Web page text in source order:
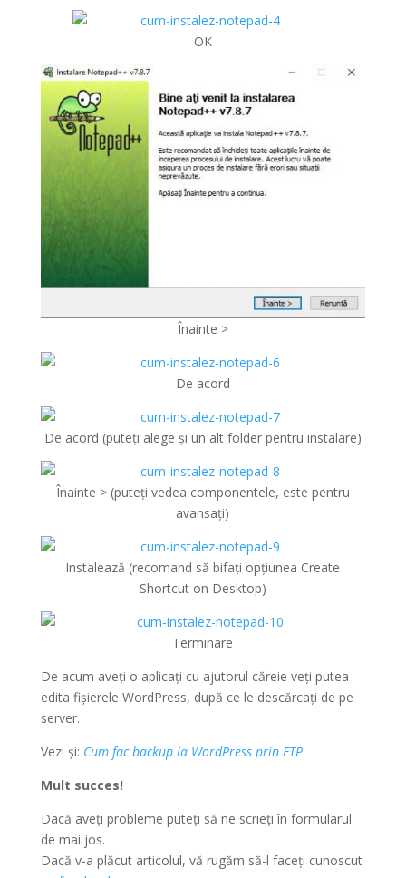
OK
Înainte >
De acord
De acord (puteți alege și un alt folder pentru instalare)
Înainte > (puteți vedea componentele, este pentru
avansați)
Instalează (recomand să bifați opțiunea Create
Shortcut on Desktop)
Terminare
De acum aveți o aplicați cu ajutorul căreie veți putea
edita fișierele WordPress, după ce le descărcați de pe
server.
Vezi și: Cum fac backup la WordPress prin FTP
Mult succes!
Dacă aveți probleme puteți să ne scrieți în formularul
de mai jos.
Dacă v-a plăcut articolul, vă rugăm să-l faceți cunoscut